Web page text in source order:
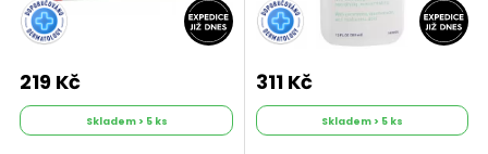
219 Kč
Skladem > 5 ks
311 Kč
Skladem > 5 ks